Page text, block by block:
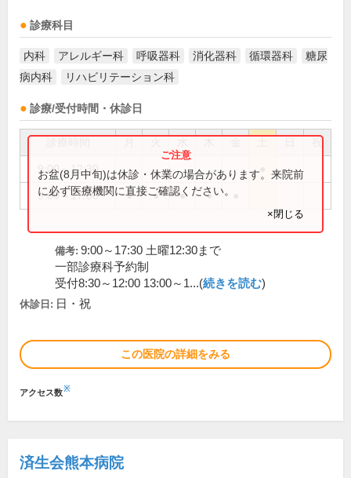
診療科目
内科 アレルギー科 呼吸器科 消化器科 循環器科
糖尿
病内科
リハビリテーション科
診療/受付時間・休診日
祝
9:00～12:30
9:00～17:30 ● ● ● ●
お盆(8月中旬)は休診・休業の場合があります。来院前
に必ず医療機関に直接ご確認ください。
×閉じる
備考: 9:00～17:30 土曜12:30まで
一部診療科予約制
受付8:30～12:00 13:00～1...(続きを読む)
休診日: 日・祝
この医院の詳細をみる
アクセス数※
済生会熊本病院